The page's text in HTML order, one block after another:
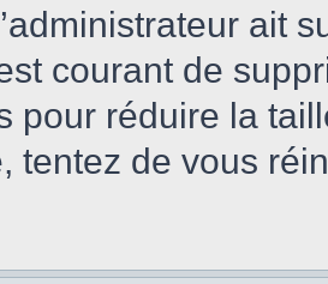
ait
courant de
pour réduire la
tentez de vous